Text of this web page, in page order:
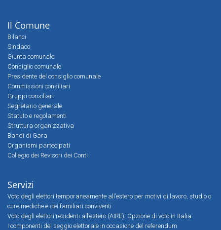
Il Comune
Bilanci
Sindaco
Giunta comunale
Consiglio comunale
Presidente del consiglio comunale
Commissioni consiliari
Gruppi consiliari
Segretario generale
Statuto e regolamenti
Struttura organizzativa
Bandi di Gara
Organismi partecipati
Collegio dei Revisori dei Conti
Servizi
Voto degli elettori temporaneamente all’estero per motivi di lavoro, studio o
cure mediche e dei familiari conviventi
Voto degli elettori residenti all’estero (AIRE). Opzione di voto in Italia
I componenti del seggio elettorale in occasione del referendum